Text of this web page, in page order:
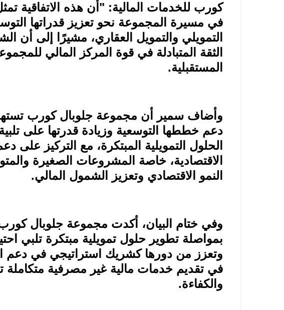
كورب للخدمات المالية: "أن هذه الاتفاقية
في مسيرة المجموعة نحو تعزيز قدراتها
التمويلي والتمويل العقاري، مشيرًا إلى أن
الثقة المتبادلة في قوة المركز المالي
المستقبلية.
وأضاف سمير أن مجموعة جلوبال كورب
دعم خططها التوسعية وزيادة قدرتها على
الحلول التمويلية المبتكرة، مع التركيز
الاقتصادية، خاصة المشروعات الصغيرة
النمو الاقتصادي وتعزيز الشمول المالي.
وفي ختام البيان، أكدت مجموعة جلوبال كورب
بمواصلة تطوير حلول تمويلية مبتكرة تلبي
وتعزز من دورها كشريك استراتيجي في دعم
في تقديم خدمات مالية غير مصرفية متكاملة
والكفاءة.